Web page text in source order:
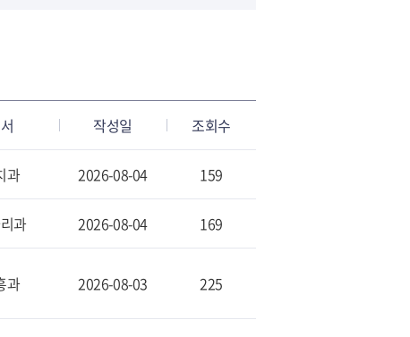
작성일 조회수
과 2026-08-04 159
과 2026-08-04 169
과 2026-08-03 225